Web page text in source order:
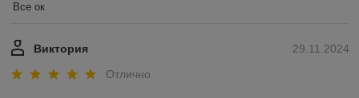
Все ок
29.11.2024
Виктория
Отлично